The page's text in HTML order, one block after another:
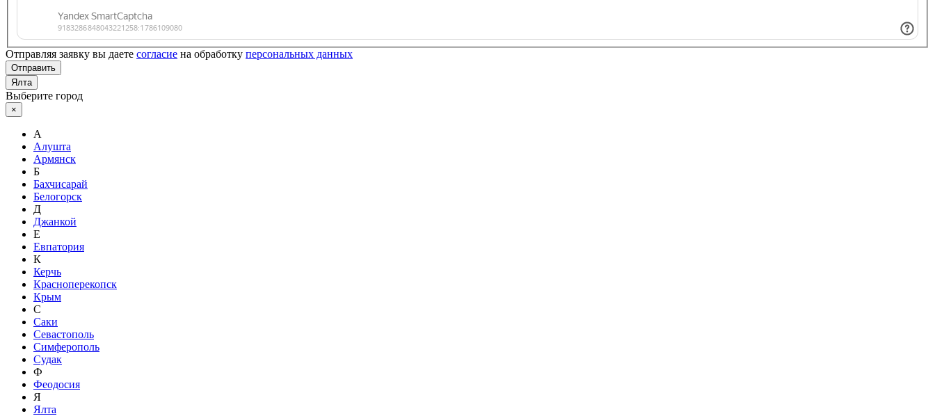
Отправляя заявку вы даете согласие на обработку персональных данных
Отправить
Ялта
Выберите город
×
А
Алушта
Армянск
Б
Бахчисарай
Белогорск
Д
Джанкой
Е
Евпатория
К
Керчь
Красноперекопск
Крым
С
Саки
Севастополь
Симферополь
Судак
Ф
Феодосия
Я
Ялта